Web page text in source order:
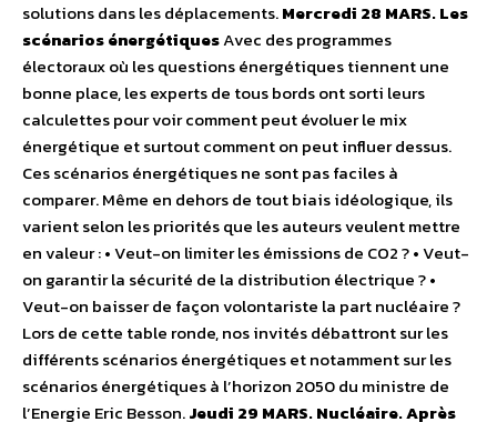
solutions dans les déplacements.Mercredi 28 MARS. Les
scénarios énergétiquesAvec des programmes
électoraux où les questions énergétiques tiennent une
bonne place, les experts de tous bords ont sorti leurs
calculettes pour voir comment peut évoluer le mix
énergétique et surtout comment on peut influer dessus.
Ces scénarios énergétiques ne sont pas faciles à
comparer. Même en dehors de tout biais idéologique, ils
varient selon les priorités que les auteurs veulent mettre
en valeur : • Veut-on limiter les émissions de CO2 ? • Veut-
on garantir la sécurité de la distribution électrique ? •
Veut-on baisser de façon volontariste la part nucléaire ?
Lors de cette table ronde, nos invités débattront sur les
différents scénarios énergétiques et notamment sur les
scénarios énergétiques à l’horizon 2050 du ministre de
l’Energie Eric Besson.Jeudi 29 MARS. Nucléaire. Après